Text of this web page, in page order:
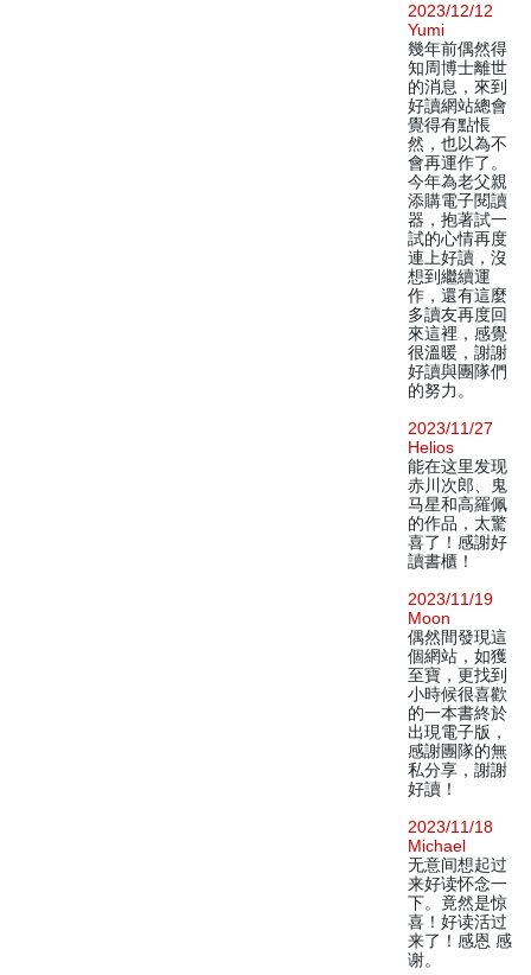
2023/12/12
Yumi
幾年前偶然得
知周博士離世
的消息，來到
好讀網站總會
覺得有點悵
然，也以為不
會再運作了。
今年為老父親
添購電子閱讀
器，抱著試一
試的心情再度
連上好讀，沒
想到繼續運
作，還有這麼
多讀友再度回
來這裡，感覺
很溫暖，謝謝
好讀與團隊們
的努力。
2023/11/27
Helios
能在这里发现
赤川次郎、鬼
马星和高羅佩
的作品，太驚
喜了！感謝好
讀書櫃！
2023/11/19
Moon
偶然間發現這
個網站，如獲
至寶，更找到
小時候很喜歡
的一本書終於
出現電子版，
感謝團隊的無
私分享，謝謝
好讀！
2023/11/18
Michael
无意间想起过
来好读怀念一
下。竟然是惊
喜！好读活过
来了！感恩 感
谢。